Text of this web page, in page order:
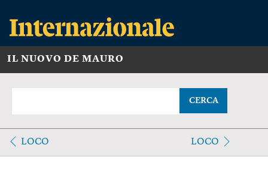
IL NUOVO DE MAURO
CERCA
LOCO LOCO